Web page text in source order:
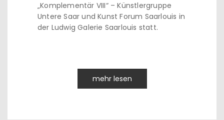
„Komplementär VIII“ – Künstlergruppe
Untere Saar und Kunst Forum Saarlouis in
der Ludwig Galerie Saarlouis statt.
mehr lesen